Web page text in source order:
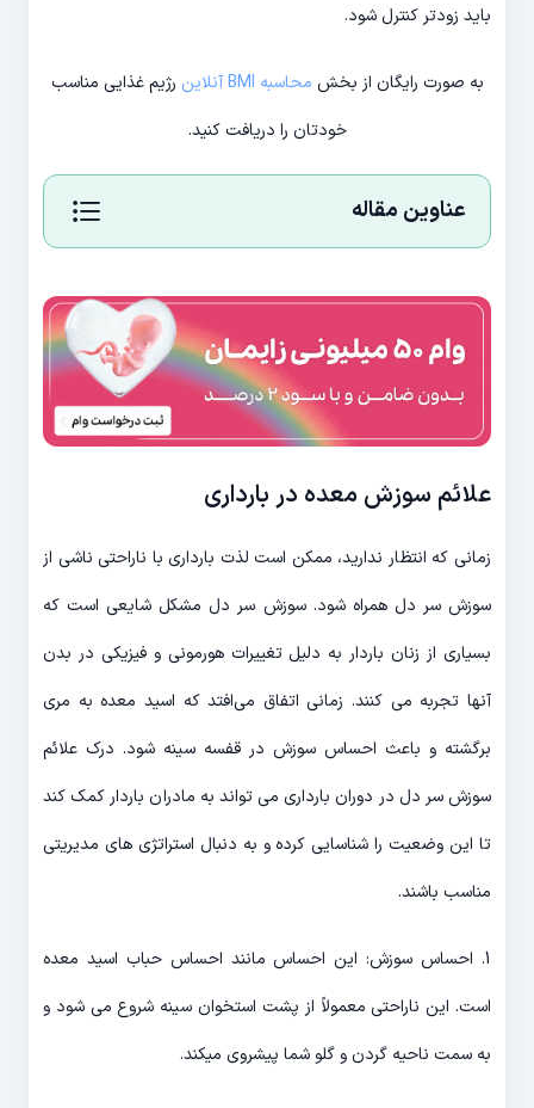
باید زودتر کنترل شود.
به صورت رایگان از بخش محاسبه BMI آنلاین
رژیم غذایی مناسب
خودتان را دریافت کنید.
عناوین مقاله
علائم سوزش معده در بارداری
زمانی که انتظار ندارید، ممکن است لذت بارداری با ناراحتی ناشی از
سوزش سر دل همراه شود. سوزش سر دل مشکل شایعی است که
بسیاری از زنان باردار به دلیل تغییرات هورمونی و فیزیکی در بدن
آنها تجربه می کنند. زمانی اتفاق می‌افتد که اسید معده به مری
برگشته و باعث احساس سوزش در قفسه سینه شود. درک علائم
سوزش سر دل در دوران بارداری می تواند به مادران باردار کمک کند
تا این وضعیت را شناسایی کرده و به دنبال استراتژی های مدیریتی
مناسب باشند.
1. احساس سوزش: این احساس مانند احساس حباب اسید معده
است. این ناراحتی معمولاً از پشت استخوان سینه شروع می شود و
به سمت ناحیه گردن و گلو شما پیشروی میکند.